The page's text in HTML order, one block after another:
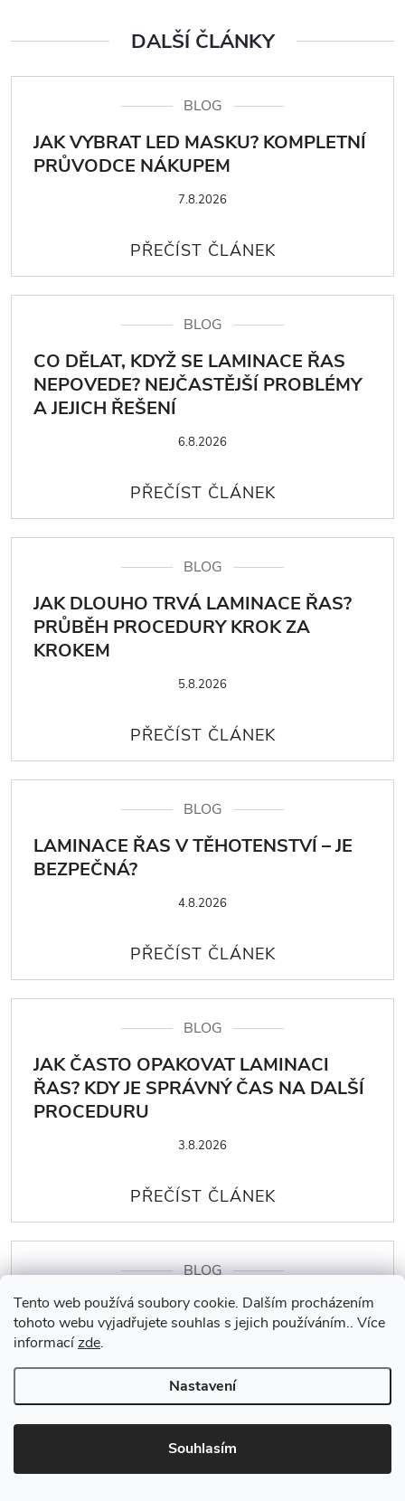
Tento web používá soubory cookie. Dalším procházením
tohoto webu vyjadřujete souhlas s jejich používáním.. Více
informacízde.
Nastavení
Souhlasím
DALŠÍ ČLÁNKY
BLOG
JAK VYBRAT LED MASKU? KOMPLETNÍ
PRŮVODCE NÁKUPEM
7.8.2026
BLOG
CO DĚLAT, KDYŽ SE LAMINACE ŘAS
NEPOVEDE? NEJČASTĚJŠÍ PROBLÉMY
A JEJICH ŘEŠENÍ
6.8.2026
BLOG
JAK DLOUHO TRVÁ LAMINACE ŘAS?
PRŮBĚH PROCEDURY KROK ZA
KROKEM
5.8.2026
BLOG
LAMINACE ŘAS V TĚHOTENSTVÍ – JE
BEZPEČNÁ?
4.8.2026
BLOG
JAK ČASTO OPAKOVAT LAMINACI
ŘAS? KDY JE SPRÁVNÝ ČAS NA DALŠÍ
PROCEDURU
3.8.2026
BLOG
PÉČE PO LAMINACI ŘAS: CO DĚLAT A
ČEMU SE VYHNOUT?
2.8.2026